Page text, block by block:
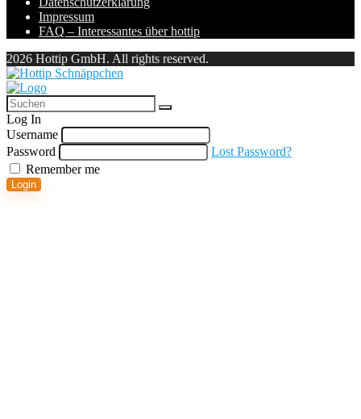
Impressum
FAQ – Interessantes über hottip
2026 Hottip GmbH. All rights reserved.
Log In
Username
Password
Lost Password?
Remember me
Login